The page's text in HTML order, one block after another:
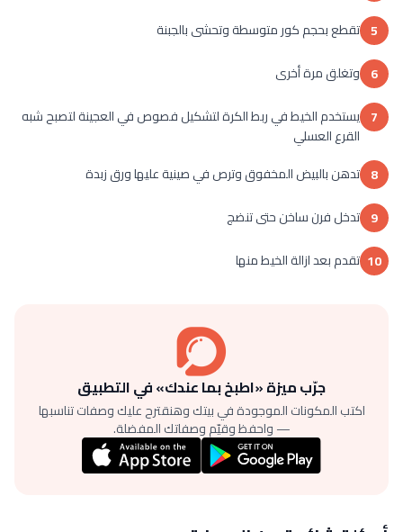
5 تقطع بحجم كور متوسطة وتحشى بالجبنة
6 وتغلق مرة أخرى
7 يستخدم الخيط في ربط الكرة لتشكيل فصوص في العجينة لتصبح شبه
القرع العسلي
8 تدهن بالبيض المخفوق وترص في صينية عليها ورق زبدة
9 تدخل فرن ساخن حتى تنضج
10 تقدم بعد ازالة الخيط منها
جرّب ميزة «اطبخ بما عندك» في التطبيق
اكتب المكونات الموجودة في بيتك وهنقترح عليك وصفات تناسبها
— واحفظ وقيّم وصفاتك المفضلة.